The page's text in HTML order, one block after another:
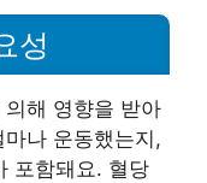
성
해 영향을 받아
나 운동했는지,
포함돼요. 혈당